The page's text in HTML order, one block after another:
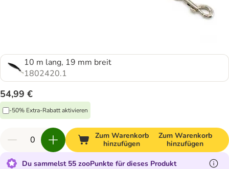
10 m lang, 19 mm breit
1802420.1
54,99 €
-50% Extra-Rabatt aktivieren
Zum Warenkorb
hinzufügen
Zum Warenkorb
hinzufügen
Du sammelst 55 zooPunkte für dieses Produkt